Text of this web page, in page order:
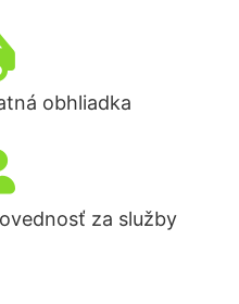
obhliadka
za služby